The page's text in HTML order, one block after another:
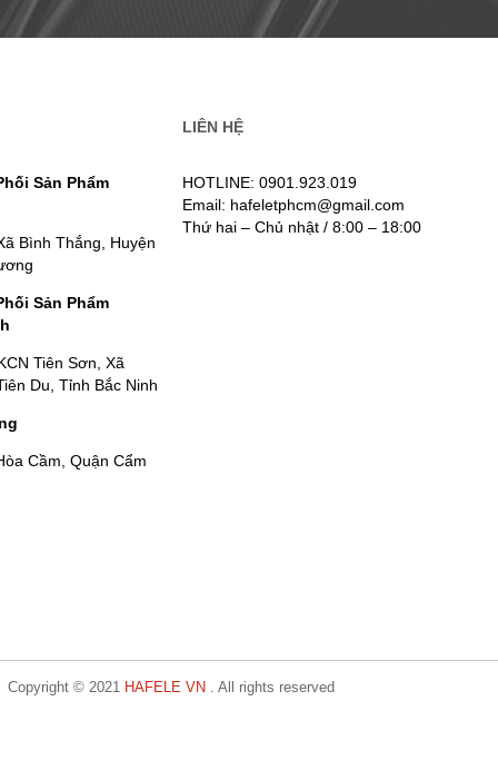
Sản Phẩm
Bình Thắng, Huyện
Sản Phẩm
Tiên Sơn, Xã
Du, Tỉnh Bắc Ninh
Cầm, Quận Cẩm
LIÊN HỆ
HOTLINE: 0901.923.019
Email: hafeletphcm@gmail.com
Thứ hai – Chủ nhật / 8:00 – 18:00
Copyright © 2021 HAFELE VN . All rights reserved